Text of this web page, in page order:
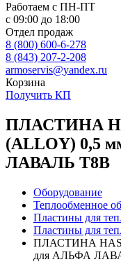
Работаем с ПН-ПТ
с 09:00 до 18:00
Отдел продаж
8 (800) 600-6-278
8 (843) 207-2-208
armoservis@yandex.ru
Корзина
Получить КП
ПЛАСТИНА
(ALLOY) 0,5
ЛАВАЛЬ T8B
Оборудование
Теплообменное
Пластины для
Пластины для
ПЛАСТИНА
для АЛЬФА